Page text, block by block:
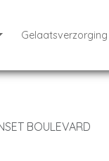
Gelaatsverzorging
BOULEVARD